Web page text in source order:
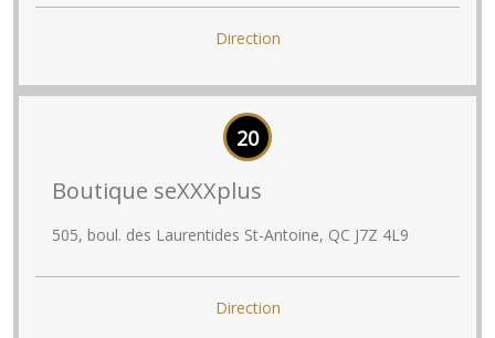
Direction
20
Boutique seXXXplus
505, boul. des Laurentides St-Antoine, QC J7Z 4L9
Direction